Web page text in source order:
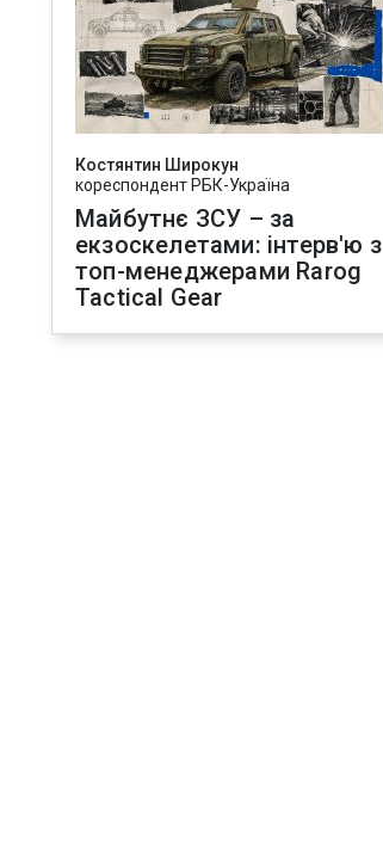
Костянтин Широкун
кореспондент РБК-Україна
Майбутнє ЗСУ – за
екзоскелетами: інтерв'ю з
топ-менеджерами Rarog
Tactical Gear